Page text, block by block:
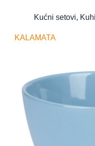
Kućni setovi,
KALAMATA